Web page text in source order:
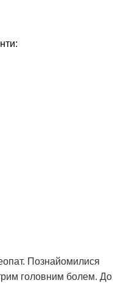
Познайомилися
головним болем. До